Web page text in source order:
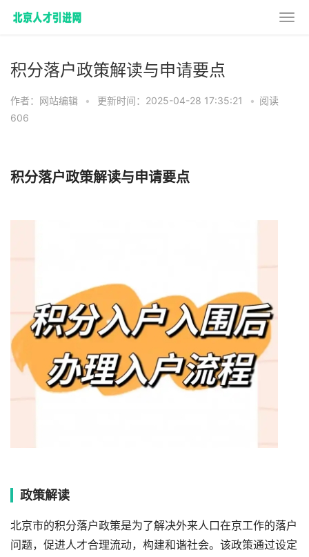
积分落户政策解读与申请要点
作者：网站编辑 • 更新时间：2025-04-28 17:35:21 • 阅读
606
积分落户政策解读与申请要点
政策解读
北京市的积分落户政策是为了解决外来人口在京工作的落户
问题，促进人才合理流动，构建和谐社会。该政策通过设定